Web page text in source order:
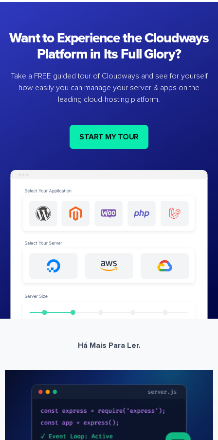
Want to Experience the Cloudways
Platform in Its Full Glory?
Take a FREE guided tour of Cloudways and see for yourself
how easily you can manage your server & apps on the
leading cloud-hosting platform.
START MY TOUR
Há Mais Para Ler.